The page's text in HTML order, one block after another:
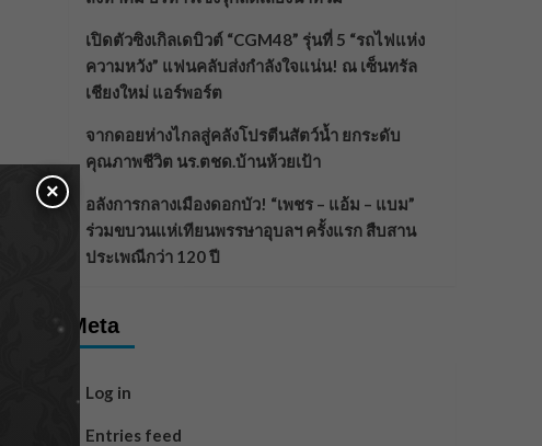
เปิดตัวซิงเกิลเดบิวต์ “CGM48” รุ่นที่ 5 “รถไฟแห่ง
ความหวัง” แฟนคลับส่งกำลังใจแน่น! ณ เซ็นทรัล
เชียงใหม่ แอร์พอร์ต
จากดอยห่างไกลสู่คลังโปรตีนสัตว์น้ำ ยกระดับ
คุณภาพชีวิต นร.ตชด.บ้านห้วยเป้า
อลังการกลางเมืองดอกบัว! “เพชร – แอ้ม – แบม”
ร่วมขบวนแห่เทียนพรรษาอุบลฯ ครั้งแรก สืบสาน
ประเพณีกว่า 120 ปี
Meta
Log in
Entries feed
×